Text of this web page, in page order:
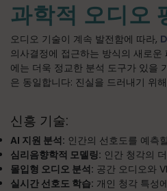
과학적 오디오
오디오 기술이 계속 발전함에 따라,
의사결정에 접근하는 방식의 새로운
에는 더욱 정교한 분석 도구가 있을
은 동일합니다: 진실을 드러내기 위
신흥 기술:
AI 지원 분석: 인간의 선호도를 예측
심리음향학적 모델링: 인간 청각의
몰입형 오디오 분석: 공간 오디오와
실시간 선호도 학습: 개인 청각 특성